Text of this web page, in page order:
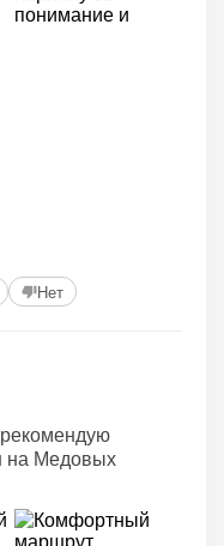
Нет
на Медовых